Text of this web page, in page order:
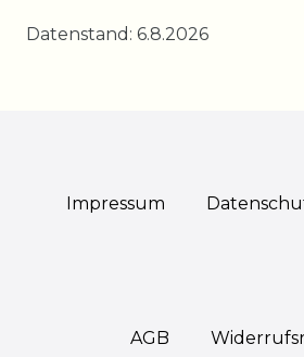
Datenstand: 6.8.2026
Impressum
AGB